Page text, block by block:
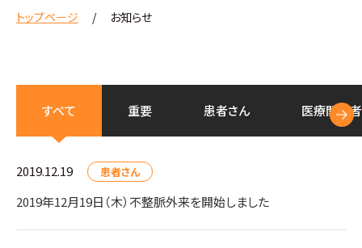
トップページ お知らせ
すべて 重要 患者さん 医療関係
2019.12.19 患者さん
2019年12月19日（木）不整脈外来を開始しました